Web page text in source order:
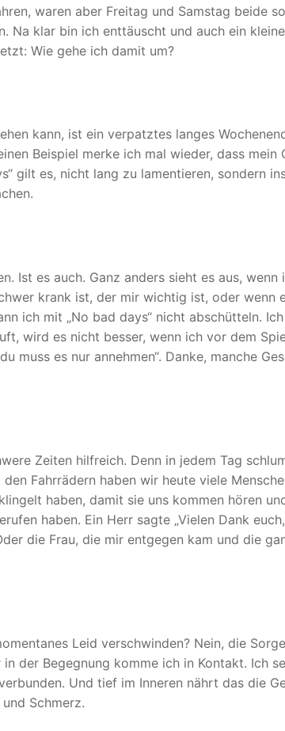
waren aber Freitag und Samstag beide so
Na klar bin ich enttäuscht und auch ein
Wie gehe ich damit um?
kann, ist ein verpatztes langes
Beispiel merke ich mal wieder, dass mein
gilt es, nicht lang zu lamentieren, sondern
Ist es auch. Ganz anders sieht es aus, wenn
krank ist, der mir wichtig ist, oder wenn
ich mit „No bad days“ nicht abschütteln.
wird es nicht besser, wenn ich vor dem
muss es nur annehmen“. Danke, manche
Zeiten hilfreich. Denn in jedem Tag
Fahrrädern haben wir heute viele
haben, damit sie uns kommen hören
haben. Ein Herr sagte „Vielen Dank
die Frau, die mir entgegen kam und die
Leid verschwinden? Nein, die
der Begegnung komme ich in Kontakt. Ich
Und tief im Inneren nährt das die
Schmerz.